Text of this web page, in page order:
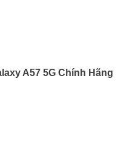
A57 5G Chính Hãng